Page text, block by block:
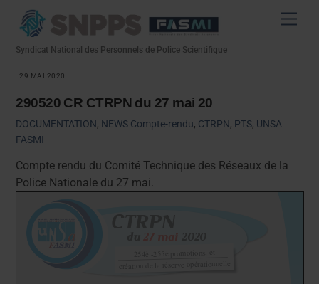
Syndicat National des Personnels de Police Scientifique
29 MAI 2020
290520 CR CTRPN du 27 mai 20
DOCUMENTATION, NEWS Compte-rendu, CTRPN, PTS, UNSA
FASMI
Compte rendu du Comité Technique des Réseaux de la
Police Nationale du 27 mai.